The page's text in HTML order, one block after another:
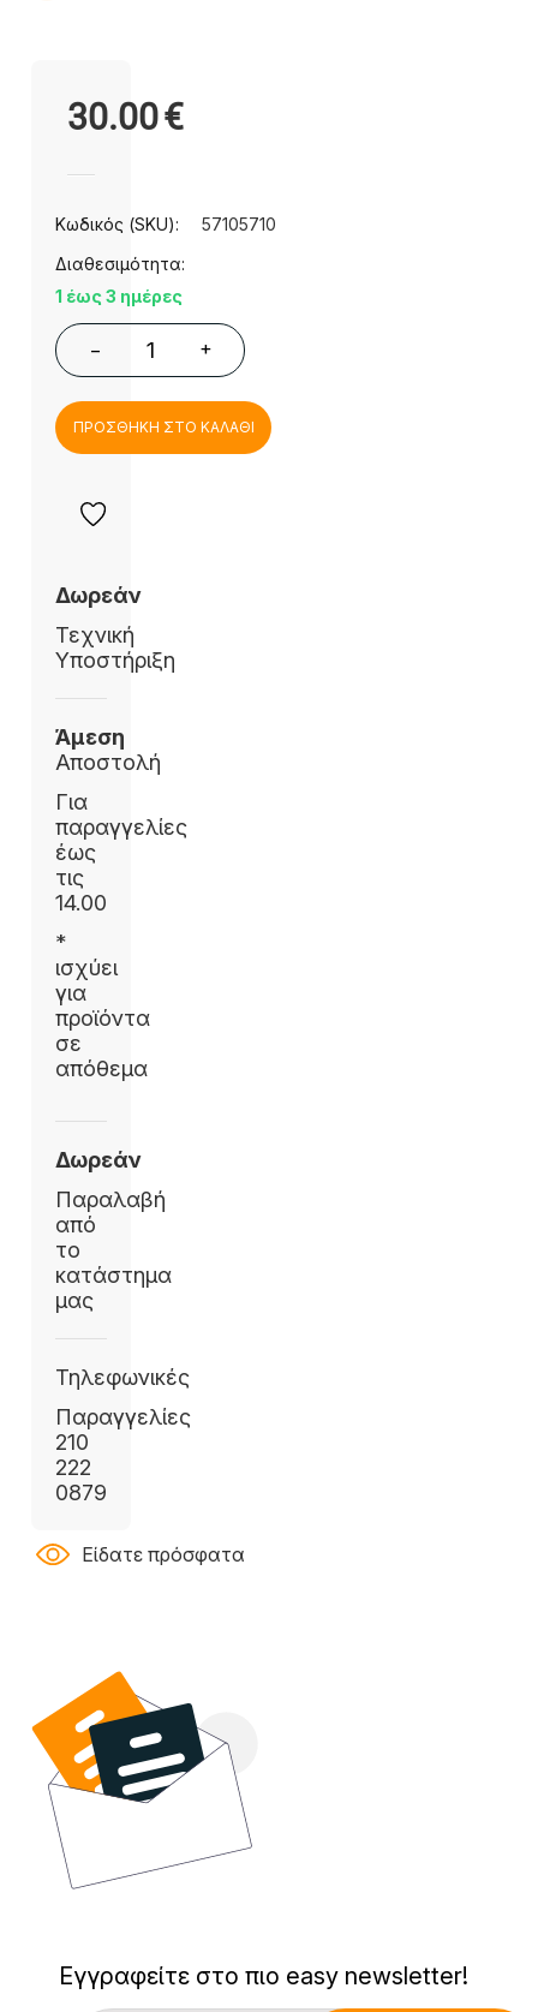
30.00€
Κωδικός (SKU):
57105710
Διαθεσιμότητα:
1 έως 3 ημέρες
− +
ΠΡΟΣΘΗΚΗ ΣΤΟ ΚΑΛΑΘΙ
Δωρεάν
Τεχνική
Υποστήριξη
Άμεση
Αποστολή
Για
παραγγελίες
έως
τις
14.00
*
ισχύει
για
προϊόντα
σε
απόθεμα
Δωρεάν
Παραλαβή
από
το
κατάστημα
μας
Τηλεφωνικές
Παραγγελίες
210
222
0879
Είδατε πρόσφατα
Εγγραφείτε στο πιο easy newsletter!